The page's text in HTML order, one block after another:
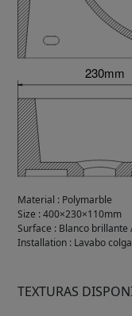
Material : Polymarble
Size :400×230×110mm
Surface : Blanco brillante
Installation : Lavabo
TEXTURAS